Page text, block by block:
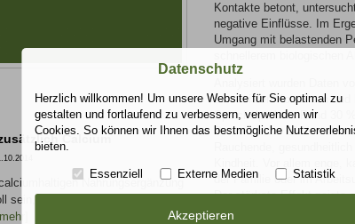
Calcium
Nahrungsergänzung
sein, da der Calciumgehalt der
Kontakte betont,
negative Einflüsse. Im
Umgang mit belastenden
schnellerem biologischen
Analysiert wurden Daten
zu sozialen Kontakten und
Speichelproben. Rund 30
Person, etwa 10 %
Rauchende,
Kindheit. Vor allem enge,
der Familie oder im
Der stärkste Effekt zeigte
hingegen bei Kollegen
Datenschutz
Herzlich willkommen! Um unsere Website für Sie optimal zu
gestalten und fortlaufend zu verbessern, verwenden wir
Cookies. So können wir Ihnen das bestmögliche
bieten.
Essenziell Externe Medien Statistik
Akzeptieren